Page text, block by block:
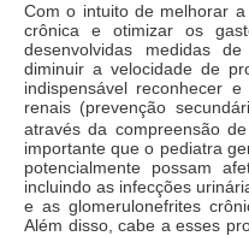
Com o intuito de melhorar
crônica e otimizar os
desenvolvidas medidas
diminuir a velocidade de
indispensável reconhecer
renais (prevenção
através da compreensão
importante que o pediatra
potencialmente possam
incluindo as infecções
e as glomerulonefrites
Além disso, cabe a esses